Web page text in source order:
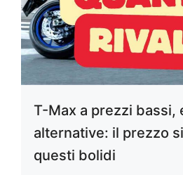
T-Max a prezzi bassi,
alternative: il prezzo
questi bolidi